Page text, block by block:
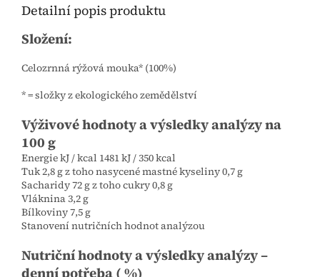
Detailní popis produktu
Složení:
Celozrnná rýžová mouka* (100%)
* = složky z ekologického zemědělství
Výživové hodnoty a výsledky analýzy na
100 g
Energie kJ / kcal 1481 kJ / 350 kcal
Tuk 2,8 g z toho nasycené mastné kyseliny 0,7 g
Sacharidy 72 g z toho cukry 0,8 g
Vláknina 3,2 g
Bílkoviny 7,5 g
Stanovení nutričních hodnot analýzou
Nutriční hodnoty a výsledky analýzy –
denní potřeba ( %)